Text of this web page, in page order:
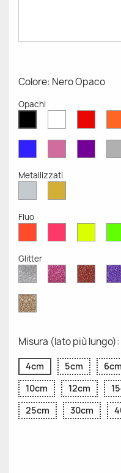
Colore: Nero Opaco
Opachi
Opaco OpacoOpaco
OpacoOpacoOpaco
Metallizzati
MetallizzatoMetallizzato
Fluo
Fluo
Fluo
Fluo
Glitter
Diamante
Glitter
Rosa
Glitter
Rosso
Glitter
Oro
Glitter
Misura (lato più
4cm 5cm 6cm
10cm
12cm
25cm
30cm